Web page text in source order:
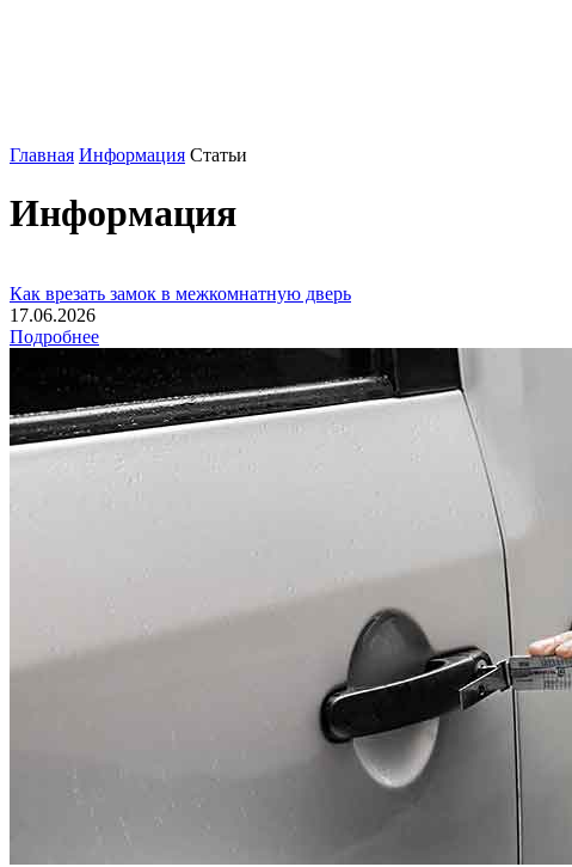
Главная Информация Статьи
Информация
Как врезать замок в межкомнатную дверь
17.06.2026
Подробнее